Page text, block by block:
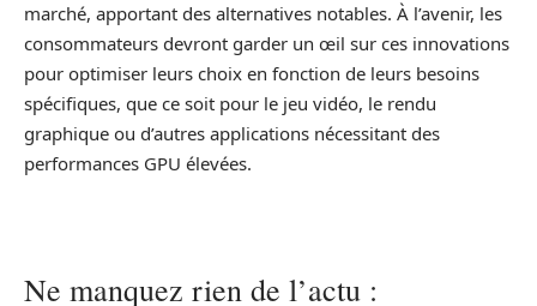
marché, apportant des alternatives notables. À l’avenir, les
consommateurs devront garder un œil sur ces innovations
pour optimiser leurs choix en fonction de leurs besoins
spécifiques, que ce soit pour le jeu vidéo, le rendu
graphique ou d’autres applications nécessitant des
performances GPU élevées.
Ne manquez rien de l’actu :